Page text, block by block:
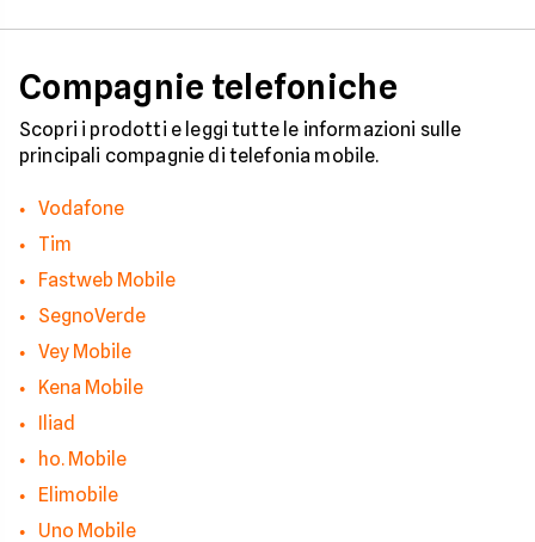
efficaci per
riconoscere i
pericolo e a usare gli
strumenti giusti per
bloccare finalmente
contatti
Compagnie telefoniche
Scopri i prodotti e leggi tutte le informazioni sulle
principali compagnie di telefonia mobile.
Vodafone
Tim
Fastweb Mobile
SegnoVerde
Vey Mobile
Kena Mobile
Iliad
ho. Mobile
Elimobile
Uno Mobile